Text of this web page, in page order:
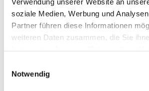
soziale Medien, Werbung und
Partner führen diese Informationen
weiteren Daten zusammen, die Sie
Notwendig
25.